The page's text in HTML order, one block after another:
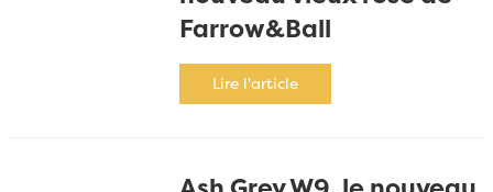
Farrow&Ball
Lire l'article